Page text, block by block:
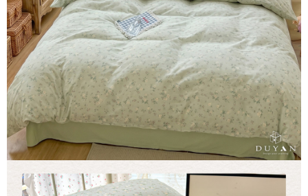
【注意事項】
1.本服務係由「台灣大哥大股份有限公司」（以下簡稱本公司）所提供，讓
用戶於交易時，得透過本服務購買商品或服務，並由商店將買賣／分期付款
買賣價金債權讓與本公司後，依約使用本公司帳單繳交帳款。
2.基於同意付款使用「大哥付你分期」之契約關係目的，商店將以您的個人
資料（包含姓名、電話或地址）提供予台灣大哥大進項蒐集、處理及利用，
由本公司與您本人進行分期帳單所需資料之確認、核對及更正。
3.完整用戶服務條款，請詳閱以下連結：
https://oppay.tw/userRule
２．訂單成立數日內，您將收到繳費通知簡訊。
３．收到繳費通知簡訊後14天內，點擊此簡訊中的連結，可透過四大超商／
ATM／網路銀行／等多元方式進行付款，方視為交易完成。
※ 請注意：結帳手續完成當下不需立刻繳費，但若您需要取消訂單，請聯絡
購買商品的店家。未經商家同意取消之訂單仍視為有效，需透過AFTEE先享
後付繳納相關費用。
※ 交易是否成功請以「AFTEE先享後付 」之結帳頁面顯示為準，若有關於
是否繳費成功／繳費後需取消欲退款等相關疑問，請聯繫「AFTEE先享後付
客戶支援中心」https://netprotections.freshdesk.com/support/home
【注意事項】
１．透過由恩沛科技股份有限公司提供之「AFTEE先享後付」服務完成之交
易，需依本服務之必要範圍內提供個人資料，並將交易相關給付款項請求債
２．關於個人資料處理事宜，請瀏覽以下網址：
https://aftee.tw/terms/#terms3
每筆NT$60，滿NT$699(含以上)免運費
付款後全家取貨
每筆NT$60，滿NT$699(含以上)免運費
7-11取貨付款
每筆NT$60，滿NT$999(含以上)免運費
付款後7-11取貨
每筆NT$60，滿NT$999(含以上)免運費
每筆NT$80，滿NT$999(含以上)免運費